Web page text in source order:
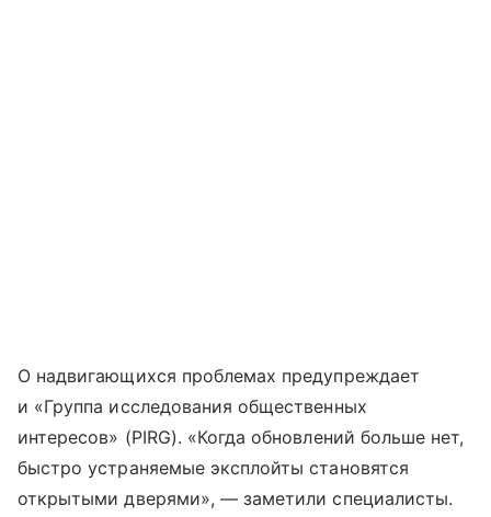
О надвигающихся проблемах предупреждает
и «Группа исследования общественных
интересов» (PIRG). «Когда обновлений больше нет,
быстро устраняемые эксплойты становятся
открытыми дверями», — заметили специалисты.